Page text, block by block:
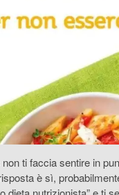
ti faccia sentire in
è sì,